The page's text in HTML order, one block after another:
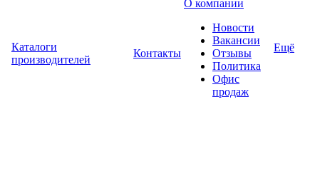
Каталоги
производителей
Контакты
О компании
Новости
Вакансии
Отзывы
Политика
Офис
продаж
Ещё